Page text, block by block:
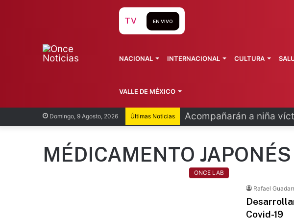
Domingo, 9 Agosto, 2026 Últimas Noticias Acompañarán a niña
TV EN VIVO
NACIONAL INTERNACIONAL CULTURA
VALLE DE MÉXICO
MÉDICAMENTO JAPONÉS
ONCE LAB
Rafael
Covid-19